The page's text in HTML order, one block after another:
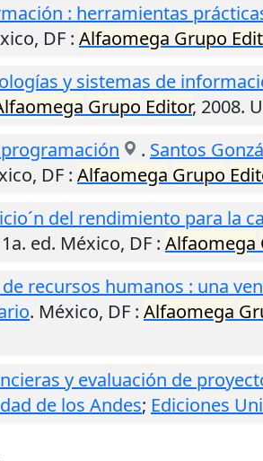
: herramientas
DF : Alfaomega Grupo
y sistemas de
Grupo Editor, 2008.
. Santos
DF : Alfaomega Grupo
del rendimiento para la
ed. México, DF : Alfaomega
recursos humanos : una
. México, DF : Alfaomega
y evaluación de
de los Andes; Ediciones